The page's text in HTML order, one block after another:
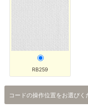
RB259
コードの操作位置をお選びく